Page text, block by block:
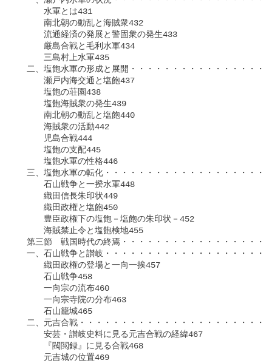
水軍とは431
南北朝の動乱と海賊衆432
流通経済の発展と警固衆の発生433
厳島合戦と毛利水軍434
三島村上水軍435
二、塩飽水軍の形成と展開・・・・・・・・・・・・・・・・
瀬戸内海交通と塩飽437
塩飽の荘園438
塩飽海賊衆の発生439
南北朝の動乱と塩飽440
海賊衆の活動442
児島合戦444
塩飽の支配445
塩飽水軍の性格446
三、塩飽水軍の転化・・・・・・・・・・・・・・・・・・・
石山戦争と一揆水軍448
織田信長朱印状449
織田政権と塩飽450
豊臣政権下の塩飽－塩飽の朱印状－452
海賊禁止令と塩飽検地455
第三節　戦国時代の終焉・・・・・・・・・・・・・・・・・
一、石山戦争と讃岐・・・・・・・・・・・・・・・・・・・
織田政権の登場と一向一挨457
石山戦争458
一向宗の流布460
一向宗寺院の分布463
石山籠城465
二、元吉合戦・・・・・・・・・・・・・・・・・・・・・・
安芸・讃岐史料に見る元吉合戦の経緯467
『閥閲録』に見る合戦468
元吉城の位置469